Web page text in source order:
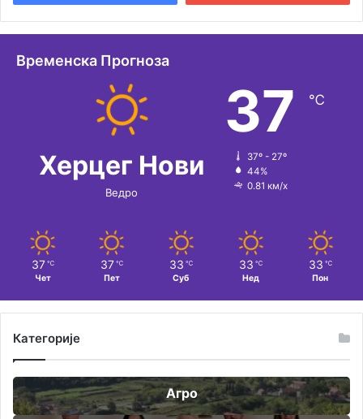
н
тВременска Прогноза
Херцег Нови
Ведро
37 ℃
37º - 27º
44%
0.81 км/х
37 ℃
Чет
37 ℃
Пет
33 ℃
Суб
33 ℃
Нед
33 ℃
Пон
Категорије
Агро